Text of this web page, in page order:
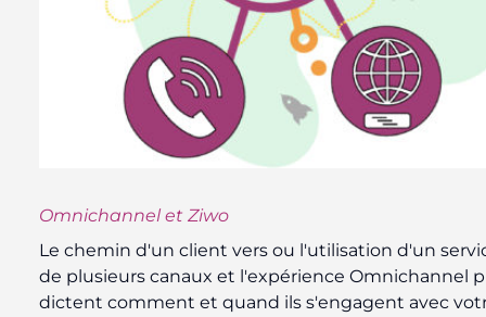
Omnichannel et Ziwo
Le chemin d'un client vers ou l'utilisation d'un
de plusieurs canaux et l'expérience Omnichannel
dictent comment et quand ils s'engagent avec